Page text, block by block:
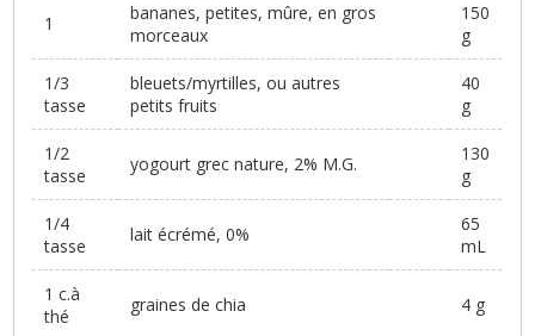
1
bananes, petites, mûre, en gros
morceaux
150
g
1/3
tasse
bleuets/myrtilles, ou autres
petits fruits
40
g
1/2
tasse
yogourt grec nature, 2% M.G.
130
g
1/4
tasse
lait écrémé, 0%
65
mL
1 c.à
thé
graines de chia 4 g